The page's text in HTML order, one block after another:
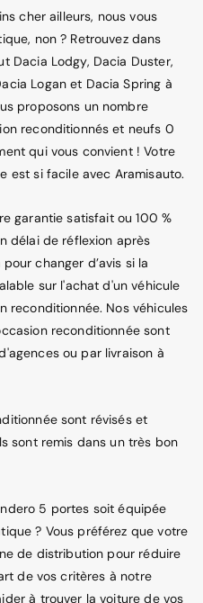
cher ailleurs, nous vous
non ? Retrouvez dans
Dacia Lodgy, Dacia Duster,
Logan et Dacia Spring à
proposons un nombre
reconditionnés et neufs 0
qui vous convient ! Votre
est si facile avec Aramisauto.
garantie satisfait ou 100 %
délai de réflexion après
changer d’avis si la
sur l'achat d'un véhicule
reconditionnée. Nos véhicules
reconditionnée sont
ou par livraison à
sont révisés et
sont remis dans un très bon
5 portes soit équipée
? Vous préférez que votre
de distribution pour réduire
de vos critères à notre
à trouver la voiture de vos